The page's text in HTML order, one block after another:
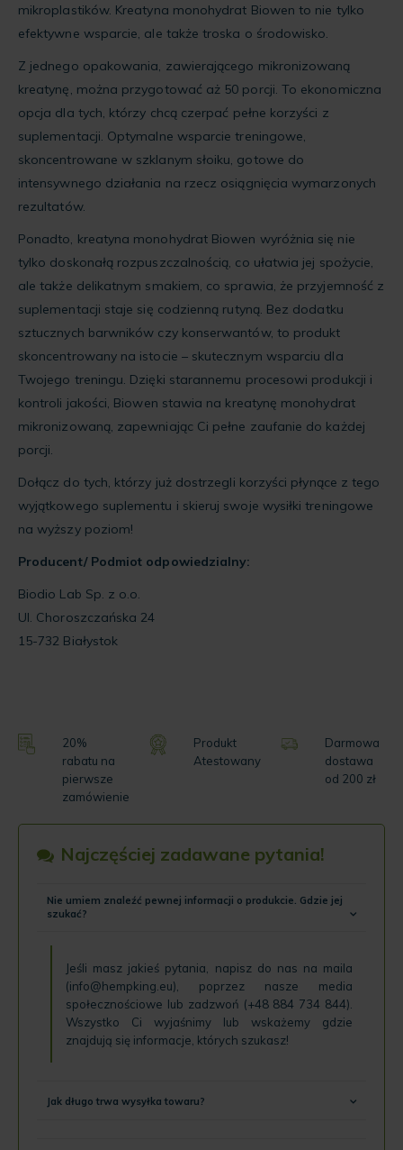
mikroplastików. Kreatyna monohydrat Biowen to nie tylko
efektywne wsparcie, ale także troska o środowisko.
Z jednego opakowania, zawierającego mikronizowaną
kreatynę, można przygotować aż 50 porcji. To ekonomiczna
opcja dla tych, którzy chcą czerpać pełne korzyści z
suplementacji. Optymalne wsparcie treningowe,
skoncentrowane w szklanym słoiku, gotowe do
intensywnego działania na rzecz osiągnięcia wymarzonych
rezultatów.
Ponadto, kreatyna monohydrat Biowen wyróżnia się nie
tylko doskonałą rozpuszczalnością, co ułatwia jej spożycie,
ale także delikatnym smakiem, co sprawia, że przyjemność z
suplementacji staje się codzienną rutyną. Bez dodatku
sztucznych barwników czy konserwantów, to produkt
skoncentrowany na istocie – skutecznym wsparciu dla
Twojego treningu. Dzięki starannemu procesowi produkcji i
kontroli jakości, Biowen stawia na kreatynę monohydrat
mikronizowaną, zapewniając Ci pełne zaufanie do każdej
porcji.
Dołącz do tych, którzy już dostrzegli korzyści płynące z tego
wyjątkowego suplementu i skieruj swoje wysiłki treningowe
na wyższy poziom!
Producent/ Podmiot odpowiedzialny:
Biodio Lab Sp. z o.o.
Ul. Choroszczańska 24
15-732 Białystok
20%
rabatu na
pierwsze
zamówienie
Produkt
Atestowany
Darmowa
dostawa
od 200 zł
Najczęściej zadawane pytania!
Nie umiem znaleźć pewnej informacji o produkcie. Gdzie jej
szukać?
Jeśli masz jakieś pytania, napisz do nas na maila
(info@hempking.eu), poprzez nasze media
społecznościowe lub zadzwoń (+48 884 734 844).
Wszystko Ci wyjaśnimy lub wskażemy gdzie
znajdują się informacje, których szukasz!
Jak długo trwa wysyłka towaru?